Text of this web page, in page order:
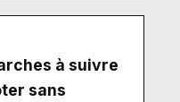
à suivre
sans